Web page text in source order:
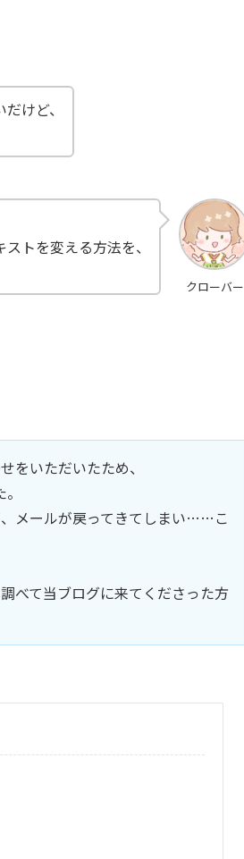
けど、
クローバー
トを変える方法を、
をいただいたため、
、メールが戻ってきてしまい……こ
べて当ブログに来てくださった方